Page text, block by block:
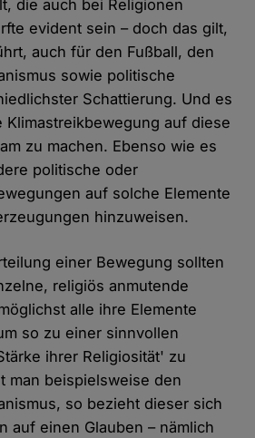
die auch bei Religionen
evident sein – doch das gilt,
auch für den Fußball, den
sowie politische
Schattierung. Und es
Klimastreikbewegung auf diese
zu machen. Ebenso wie es
politische oder
auf solche Elemente
hinzuweisen.
einer Bewegung sollten
religiös anmutende
alle ihre Elemente
so zu einer sinnvollen
ihrer Religiosität' zu
man beispielsweise den
so bezieht dieser sich
auf einen Glauben – nämlich